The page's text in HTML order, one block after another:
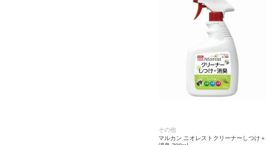
その他
マルカン ニオレストクリーナーしつけ＋